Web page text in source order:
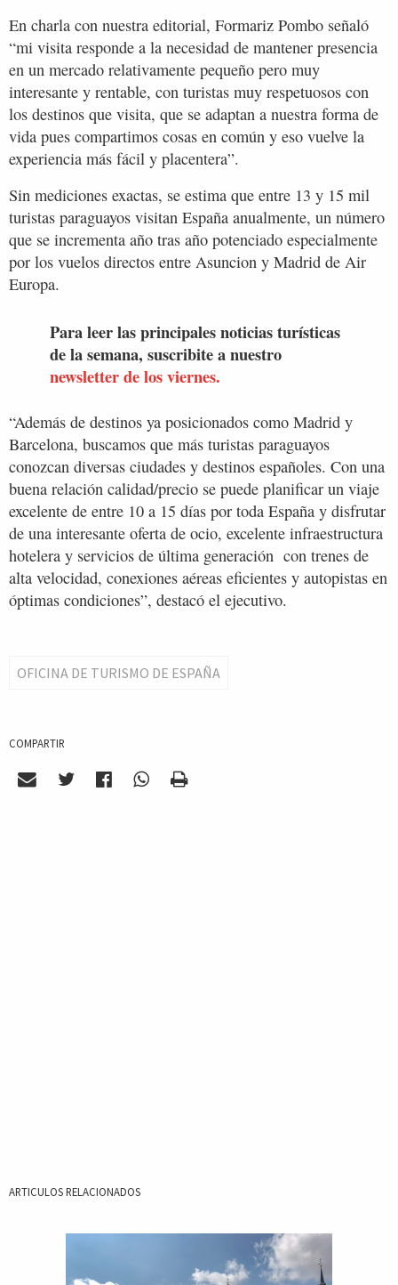
En charla con nuestra editorial, Formariz Pombo señaló
“mi visita responde a la necesidad de mantener presencia
en un mercado relativamente pequeño pero muy
interesante y rentable, con turistas muy respetuosos con
los destinos que visita, que se adaptan a nuestra forma de
vida pues compartimos cosas en común y eso vuelve la
experiencia más fácil y placentera”.
Sin mediciones exactas, se estima que entre 13 y 15 mil
turistas paraguayos visitan España anualmente, un número
que se incrementa año tras año potenciado especialmente
por los vuelos directos entre Asuncion y Madrid de Air
Europa.
Para leer las principales noticias turísticas
de la semana, suscribite a nuestro
newsletter de los viernes.
“Además de destinos ya posicionados como Madrid y
Barcelona, buscamos que más turistas paraguayos
conozcan diversas ciudades y destinos españoles. Con una
buena relación calidad/precio se puede planificar un viaje
excelente de entre 10 a 15 días por toda España y disfrutar
de una interesante oferta de ocio, excelente infraestructura
hotelera y servicios de última generación con trenes de
alta velocidad, conexiones aéreas eficientes y autopistas en
óptimas condiciones”, destacó el ejecutivo.
OFICINA DE TURISMO DE ESPAÑA
COMPARTIR
ARTICULOS RELACIONADOS